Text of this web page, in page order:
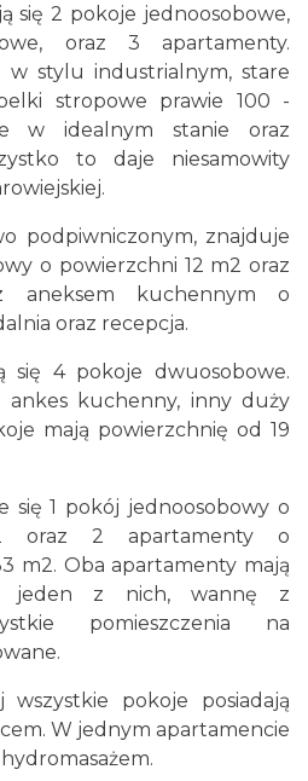
się 2 pokoje jednoosobowe,
oraz 3 apartamenty.
w stylu industrialnym, stare
stropowe prawie 100 -
w idealnym stanie oraz
to daje niesamowity
podpiwniczonym, znajduje
o powierzchni 12 m2 oraz
aneksem kuchennym o
oraz recepcja.
się 4 pokoje dwuosobowe.
ankes kuchenny, inny duży
mają powierzchnię od 19
się 1 pokój jednoosobowy o
oraz 2 apartamenty o
m2. Oba apartamenty mają
jeden z nich, wannę z
pomieszczenia na
wszystkie pokoje posiadają
W jednym apartamencie